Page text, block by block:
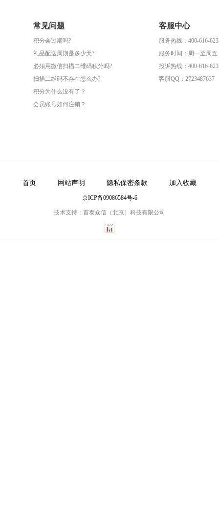
常见问题
积分会过期吗?
礼品配送周期是多少天?
必须用微信扫描二维码积分吗?
扫描二维码不存在怎么办?
积分为什么没有了？
会员账号如何注销？
客服中心
服务热线：400-616-
服务时间：周一至周五
投诉热线：400-616-
客服QQ：2723487637
首页 网站声明 隐私保密条款 加入收藏
京ICP备09086584号-6
技术支持：首泰众信（北京）科技有限公司